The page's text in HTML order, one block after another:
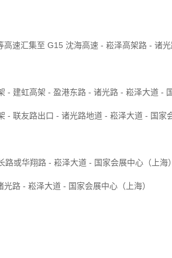
高速汇集至 G15 沈海高速 - 崧泽高架路 - 诸
- 建虹高架 - 盈港东路 - 诸光路 - 崧泽大道 -
- 联友路出口 - 诸光路地道 - 崧泽大道 - 国家
路或华翔路 - 崧泽大道 - 国家会展中心（上海）
路 - 崧泽大道 - 国家会展中心（上海）